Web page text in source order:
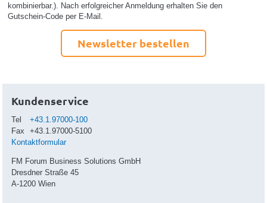
kombinierbar.). Nach erfolgreicher Anmeldung erhalten Sie den
Gutschein-Code per E-Mail.
Newsletter bestellen
Kundenservice
Tel
+43.1.97000-100
Fax
+43.1.97000-5100
Kontaktformular
FM Forum Business Solutions GmbH
Dresdner Straße 45
A-1200 Wien